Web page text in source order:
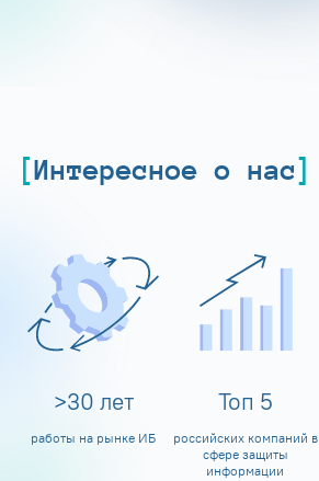
Интересное о нас
>30 лет
работы на рынке ИБ
Топ 5
российских компаний в
сфере защиты
информации